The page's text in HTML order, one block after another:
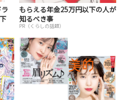
もらえる年金25万円以下の人が
知るべき事
PR（くらしの話題）